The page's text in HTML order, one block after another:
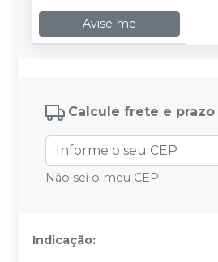
Avise-me
Calcule frete e prazo
Não sei o meu CEP
Indicação: